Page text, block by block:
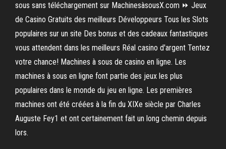
sous sans téléchargement sur MachinesàsousX.com ⏩ Jeux
de Casino Gratuits des meilleurs Développeurs Tous les Slots
populaires sur un site Des bonus et des cadeaux fantastiques
vous attendent dans les meilleurs Réal casino d'argent Tentez
votre chance! Machines à sous de casino en ligne. Les
machines à sous en ligne font partie des jeux les plus
populaires dans le monde du jeu en ligne. Les premières
machines ont été créées à la fin du XIXe siècle par Charles
Auguste Fey1 et ont certainement fait un long chemin depuis
lors.